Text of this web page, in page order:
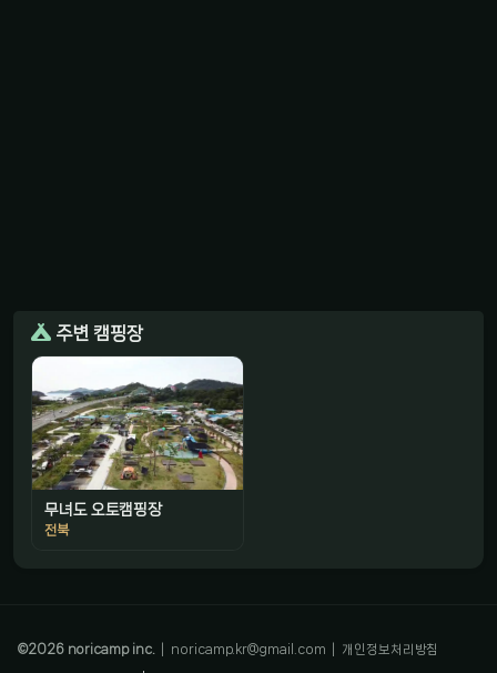
주변 캠핑장
무녀도 오토캠핑장
전북
©2026noricamp inc. noricamp.kr@gmail.com 개인정보처리방침